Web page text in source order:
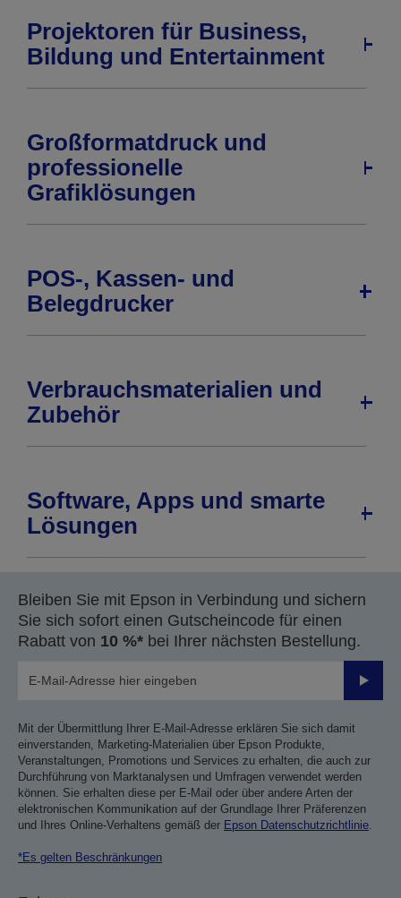
Projektoren für Business,
Bildung und Entertainment
Großformatdruck und
professionelle
Grafiklösungen
POS-, Kassen- und
Belegdrucker
Verbrauchsmaterialien und
Zubehör
Software, Apps und smarte
Lösungen
Bleiben Sie mit Epson in Verbindung und sichern
Sie sich sofort einen Gutscheincode für einen
Rabatt von 10 %* bei Ihrer nächsten Bestellung.
Mit der Übermittlung Ihrer E-Mail-Adresse erklären Sie sich damit
einverstanden, Marketing-Materialien über Epson Produkte,
Veranstaltungen, Promotions und Services zu erhalten, die auch zur
Durchführung von Marktanalysen und Umfragen verwendet werden
können. Sie erhalten diese per E-Mail oder über andere Arten der
elektronischen Kommunikation auf der Grundlage Ihrer Präferenzen
und Ihres Online-Verhaltens gemäß der Epson Datenschutzrichtlinie.
*Es gelten Beschränkungen